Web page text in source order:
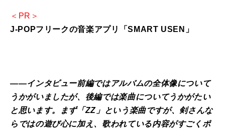
＜PR＞
J-POPフリークの音楽アプリ「SMART USEN」
――インタビュー前編ではアルバムの全体像について
うかがいましたが、後編では楽曲についてうかがたい
と思います。まず「ZZ」という楽曲ですが、剣さんな
らではの遊び心に加え、歌われている内容がすごくポ